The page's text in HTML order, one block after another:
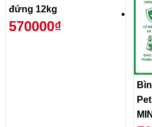
đứng 12kg
570000₫